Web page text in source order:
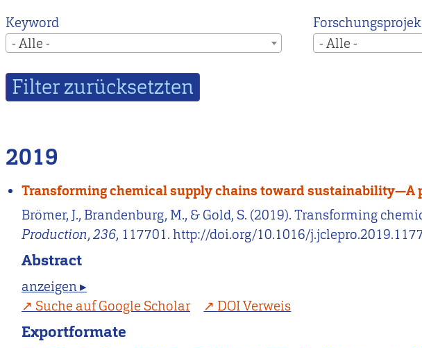
Keyword
- Alle -
- Alle -
2019
Transforming chemical supply chains toward sustainability—A
Brömer, J., Brandenburg, M., & Gold, S. (2019). Transforming
Production,236, 117701. http://doi.org/10.1016/
Abstract
anzeigen ▸
Suche auf Google Scholar
DOI Verweis
Exportformate